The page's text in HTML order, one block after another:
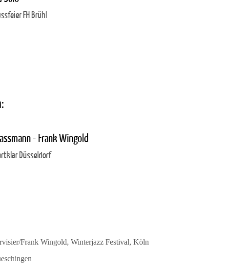
FH Brühl
- Frank Wingold
Düsseldorf
Frank Wingold, Winterjazz Festival, Köln